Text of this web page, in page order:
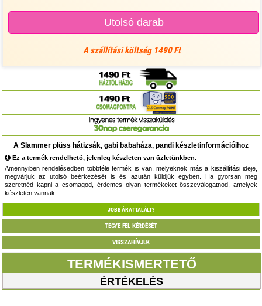
Utolsó darab
A szállítási költség 1490 Ft
A Slammer plüss hátizsák, gabi babaháza, pandi készletinformációihoz
Ez a termék rendelhetõ, jelenleg készleten van üzletünkben.
Amennyiben rendelésedben többféle termék is van, melyeknek más a kiszállítási ideje,
megvárjuk az utolsó beérkezését is és azután küldjük egyben. Ha gyorsan meg
szeretnéd kapni a csomagod, érdemes olyan termékeket összeválogatnod, amelyek
készleten vannak.
JOBB ÁRAT TALÁLT?
TEGYE FEL KÉRDÉSÉT
VISSZAHÍVJUK
TERMÉKISMERTETŐ
ÉRTÉKELÉS